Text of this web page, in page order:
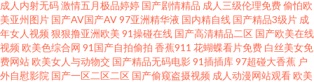
女 91视频大全 91在线观看视频 国产久久男人天堂 深夜视频福利无码 91资源
网址 国产精品成年 成人网址在线播放 超碰人人公开 变态91 高清伦理 欧美少
成人内射无码激情五月极品婷婷 国产剧情精品 成人三级伦理免费偷怕欧
美亚州图片 国产AV国产AV97亚洲精华液 国内精自线 国产精品3级片 成
年女人视频 狠狠撸亚洲欧美 91操碰在线 国产高清精品二区 国产欧美在线
视频 欧美色综合网 91国产自拍偷拍 香蕉911 花蝴蝶看片免费 白丝美女免
费网站欧美女人与动物交 国产精品无码电影91插插库97超碰大香蕉 户
外自慰影院 国产一区二区二区 国产偷窥盗摄视频 成人动漫网站观看欧美